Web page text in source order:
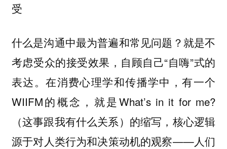
受
什么是沟通中最为普遍和常见问题？就是不
考虑受众的接受效果，自顾自己“自嗨”式的
表达。在消费心理学和传播学中，有一个
WIIFM的概念，就是What’s in it for me?
（这事跟我有什么关系）的缩写，核心逻辑
源于对人类行为和决策动机的观察——人们